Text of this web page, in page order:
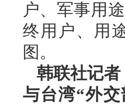
户、军事用
终用户、用
图。
韩联社记
与台湾“外